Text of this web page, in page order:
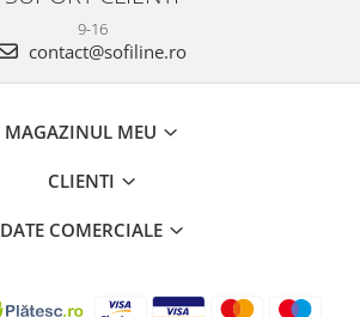
9-16
contact@sofiline.ro
MAGAZINUL MEU
CLIENTI
DATE COMERCIALE